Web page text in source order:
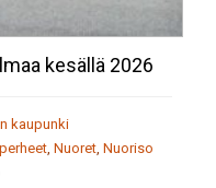
kesällä 2026
kaupunki
, Nuoret, Nuoriso